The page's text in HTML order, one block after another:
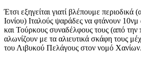
Έτσι εξηγείται γιατί βλέπουμε περιοδικά
Ιονίου) Ιταλούς ψαράδες να φτάνουν 10νμ
και Τούρκους συναδέλφους τους (από την
αλωνίζουν με τα αλιευτικά σκάφη τους
του Λιβυκού Πελάγους στον νομό Χανίων.